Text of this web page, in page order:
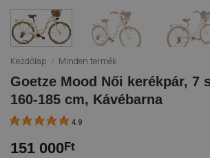
Kezdőlap / Minden termék
Goetze Mood Női kerékpár, 7
160-185 cm, Kávébarna
4.9
151 000Ft